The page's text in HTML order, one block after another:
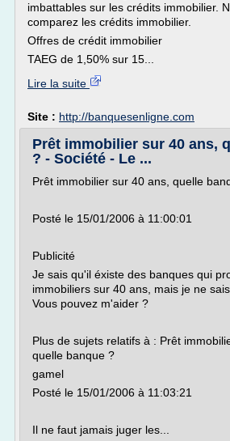
imbattables sur les crédits immobilier.
comparez les crédits immobilier.
Offres de crédit immobilier
TAEG de 1,50% sur 15...
Lire la suite
Site : http://banquesenligne.com
Prêt immobilier sur 40 ans,
? - Société - Le ...
Prêt immobilier sur 40 ans, quelle
Posté le 15/01/2006 à 11:00:01
Publicité
Je sais qu'il éxiste des banques qui
immobiliers sur 40 ans, mais je ne
Vous pouvez m'aider ?
Plus de sujets relatifs à : Prêt
quelle banque ?
gamel
Posté le 15/01/2006 à 11:03:21
Il ne faut jamais juger les...